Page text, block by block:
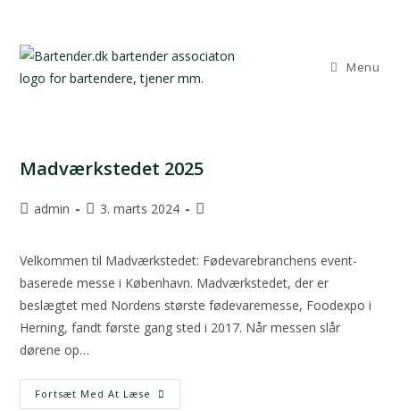
Menu
Madværkstedet 2025
admin 3. marts 2024
Velkommen til Madværkstedet: Fødevarebranchens event-
baserede messe i København. Madværkstedet, der er
beslægtet med Nordens største fødevaremesse, Foodexpo i
Herning, fandt første gang sted i 2017. Når messen slår
dørene op…
Fortsæt Med At Læse